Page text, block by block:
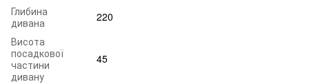
Глибина
дивана
220
Висота
посадкової
частини
дивану
45